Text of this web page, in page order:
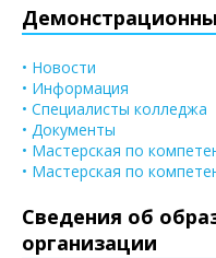
• Новости
• Информация
• Специалисты колледжа
• Документы
• Мастерская по
• Мастерская по
Сведения об
организации